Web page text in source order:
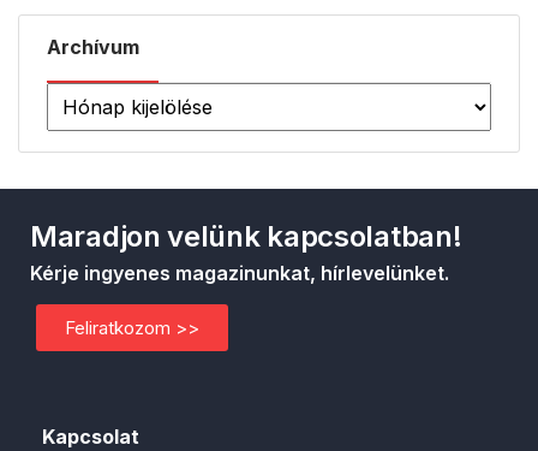
Archívum
Kapcsolat
Maradjon velünk kapcsolatban!
Kérje ingyenes magazinunkat, hírlevelünket.
Feliratkozom >>